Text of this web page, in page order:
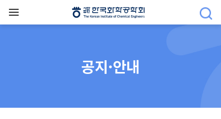
공지·안내